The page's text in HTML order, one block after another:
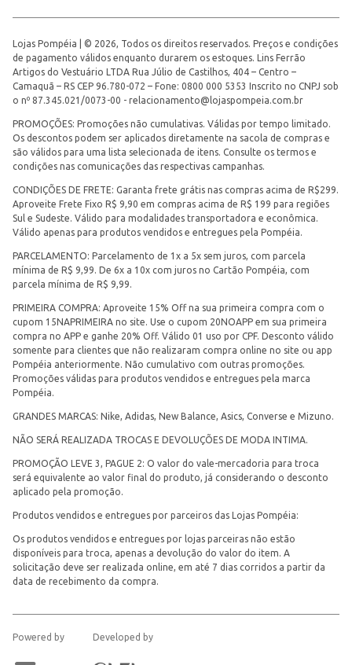
Lojas Pompéia | © 2026, Todos os direitos reservados. Preços e condições
de pagamento válidos enquanto durarem os estoques. Lins Ferrão
Artigos do Vestuário LTDA Rua Júlio de Castilhos, 404 – Centro –
Camaquã – RS CEP 96.780-072 – Fone: 0800 000 5353 Inscrito no CNPJ sob
o nº 87.345.021/0073-00 - relacionamento@lojaspompeia.com.br
PROMOÇÕES: Promoções não cumulativas. Válidas por tempo limitado.
Os descontos podem ser aplicados diretamente na sacola de compras e
são válidos para uma lista selecionada de itens. Consulte os termos e
condições nas comunicações das respectivas campanhas.
CONDIÇÕES DE FRETE: Garanta frete grátis nas compras acima de R$299.
Aproveite Frete Fixo R$ 9,90 em compras acima de R$ 199 para regiões
Sul e Sudeste. Válido para modalidades transportadora e econômica.
Válido apenas para produtos vendidos e entregues pela Pompéia.
PARCELAMENTO: Parcelamento de 1x a 5x sem juros, com parcela
mínima de R$ 9,99. De 6x a 10x com juros no Cartão Pompéia, com
parcela mínima de R$ 9,99.
PRIMEIRA COMPRA: Aproveite 15% Off na sua primeira compra com o
cupom 15NAPRIMEIRA no site. Use o cupom 20NOAPP em sua primeira
compra no APP e ganhe 20% Off. Válido 01 uso por CPF. Desconto válido
somente para clientes que não realizaram compra online no site ou app
Pompéia anteriormente. Não cumulativo com outras promoções.
Promoções válidas para produtos vendidos e entregues pela marca
Pompéia.
GRANDES MARCAS: Nike, Adidas, New Balance, Asics, Converse e Mizuno.
NÃO SERÁ REALIZADA TROCAS E DEVOLUÇÕES DE MODA INTIMA.
PROMOÇÃO LEVE 3, PAGUE 2: O valor do vale-mercadoria para troca
será equivalente ao valor final do produto, já considerando o desconto
aplicado pela promoção.
Produtos vendidos e entregues por parceiros das Lojas Pompéia:
Os produtos vendidos e entregues por lojas parceiras não estão
disponíveis para troca, apenas a devolução do valor do item. A
solicitação deve ser realizada online, em até 7 dias corridos a partir da
data de recebimento da compra.
Powered by Developed by